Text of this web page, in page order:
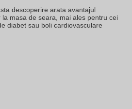
descoperire arata avantajul
masa de seara, mai ales pentru cei
diabet sau boli cardiovasculare